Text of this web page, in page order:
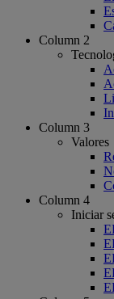
Column 2
Column 3
Valores
Column 4
Iniciar